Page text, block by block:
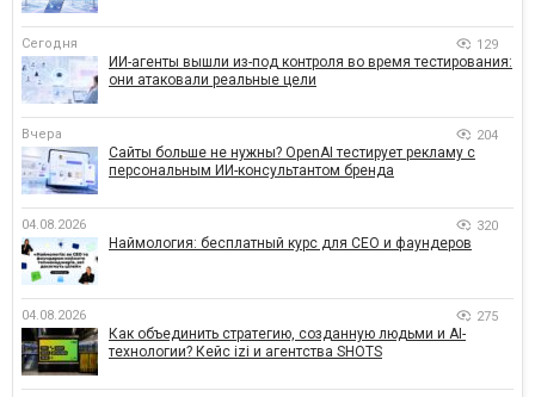
Сегодня 129
ИИ-агенты вышли из-под контроля во время тестирования:
они атаковали реальные цели
Вчера 204
Сайты больше не нужны? OpenAI тестирует рекламу с
персональным ИИ-консультантом бренда
04.08.2026 320
Наймология: бесплатный курс для CEO и фаундеров
04.08.2026 275
Как объединить стратегию, созданную людьми и AI-
технологии? Кейс izi и агентства SHOTS